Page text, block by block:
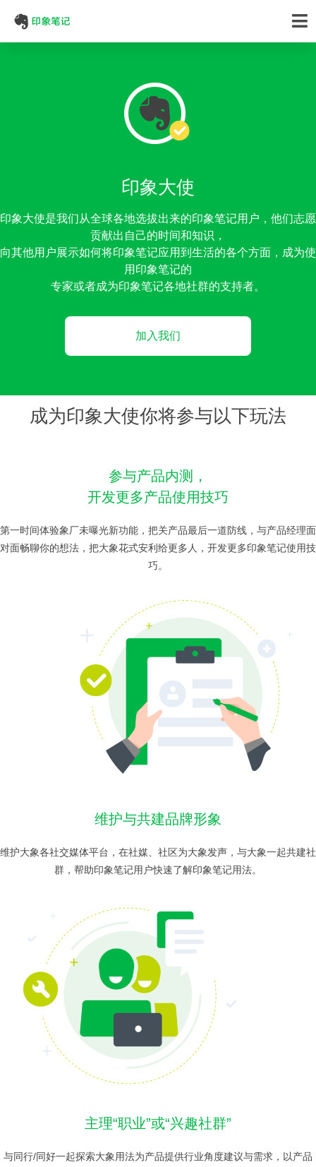
印象大使
印象大使是我们从全球各地选拔出来的印象笔记用户，他们志愿
贡献出自己的时间和知识，
向其他用户展示如何将印象笔记应用到生活的各个方面，成为使
用印象笔记的
专家或者成为印象笔记各地社群的支持者。
加入我们
成为印象大使你将参与以下玩法
参与产品内测，
开发更多产品使用技巧
第一时间体验象厂未曝光新功能，把关产品最后一道防线，与产品经理面
对面畅聊你的想法，把大象花式安利给更多人，开发更多印象笔记使用技
巧。
维护与共建品牌形象
维护大象各社交媒体平台，在社媒、社区为大象发声，与大象一起共建社
群，帮助印象笔记用户快速了解印象笔记用法。
主理“职业”或“兴趣社群”
与同行/同好一起探索大象用法为产品提供行业角度建议与需求，以产品